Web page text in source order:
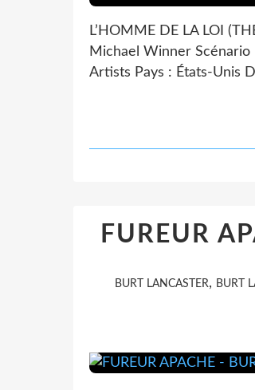
L’HOMME DE LA LOI
Michael Winner
Artists Pays : États-Unis
FUREUR
BURT LANCASTER, BURT